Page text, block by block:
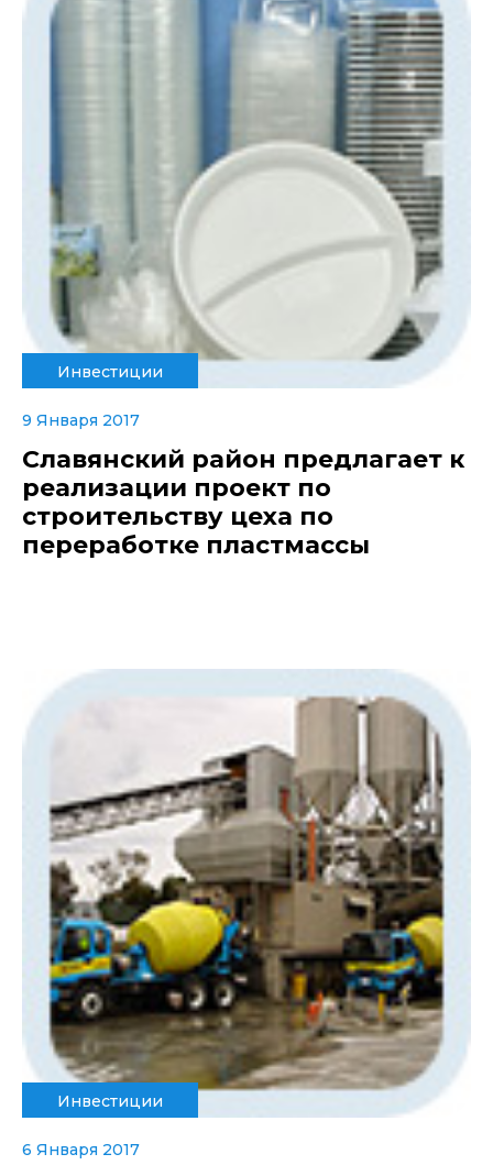
Инвестиции
9 Января 2017
Славянский район предлагает к
реализации проект по
строительству цеха по
переработке пластмассы
Инвестиции
6 Января 2017